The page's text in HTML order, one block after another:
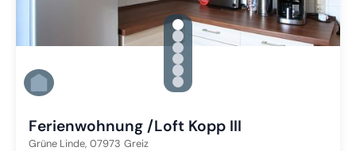
gallery.slide_selector
Zu Slide 1 wechseln
Zu Slide 2 wechseln
Zu Slide 3 wechseln
Zu Slide 4 wechseln
Zu Slide 5 wechseln
Zu Slide 6 wechseln
Ferienwohnung /Loft Kopp III
Grüne Linde, 07973 Greiz